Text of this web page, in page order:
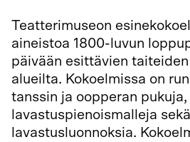
Teatterimuseon
aineistoa 1800-luvun
päivään esittävien
alueilta. Kokoelmissa on
tanssin ja oopperan pukuja,
lavastuspienoismalleja
lavastusluonnoksia.